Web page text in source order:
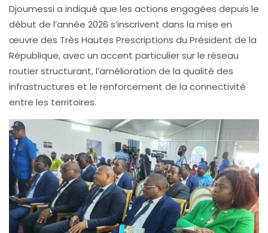
Djoumessi a indiqué que les actions engagées depuis le
début de l’année 2026 s’inscrivent dans la mise en
œuvre des Très Hautes Prescriptions du Président de la
République, avec un accent particulier sur le réseau
routier structurant, l’amélioration de la qualité des
infrastructures et le renforcement de la connectivité
entre les territoires.